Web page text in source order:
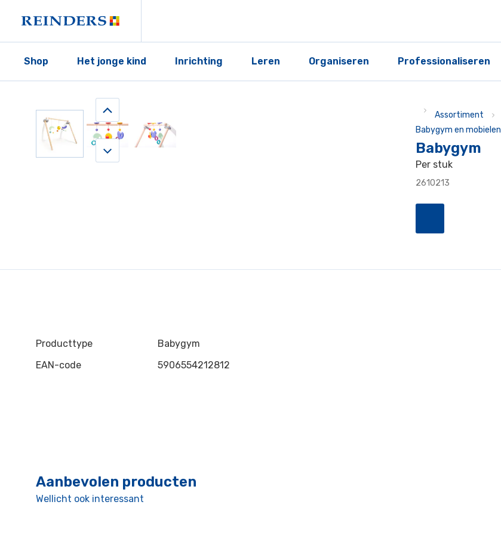
Shop Het jonge kind Inrichting Leren Organiseren Professionaliseren
Assortiment
Babygym en mobielen
Babygym
Per stuk
2610213
Producttype
Babygym
EAN-code
5906554212812
Aanbevolen producten
Wellicht ook interessant